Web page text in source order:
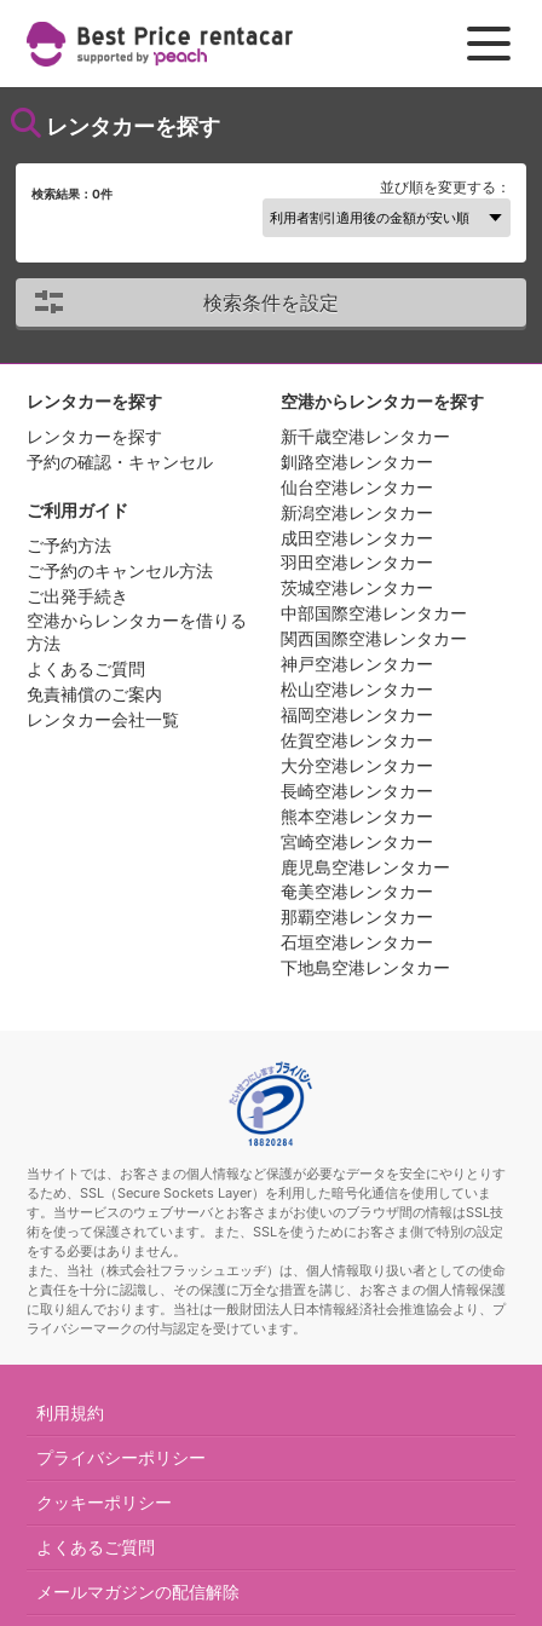
レンタカーを探す
検索結果：0件 並び順を変更する：
検索条件を設定
レンタカーを探す
レンタカーを探す
予約の確認・キャンセル
ご利用ガイド
ご予約方法
ご予約のキャンセル方法
ご出発手続き
空港からレンタカーを借りる
方法
よくあるご質問
免責補償のご案内
レンタカー会社一覧
空港からレンタカーを探す
新千歳空港レンタカー
釧路空港レンタカー
仙台空港レンタカー
新潟空港レンタカー
成田空港レンタカー
羽田空港レンタカー
茨城空港レンタカー
中部国際空港レンタカー
関西国際空港レンタカー
神戸空港レンタカー
松山空港レンタカー
福岡空港レンタカー
佐賀空港レンタカー
大分空港レンタカー
長崎空港レンタカー
熊本空港レンタカー
宮崎空港レンタカー
鹿児島空港レンタカー
奄美空港レンタカー
那覇空港レンタカー
石垣空港レンタカー
下地島空港レンタカー
当サイトでは、お客さまの個人情報など保護が必要なデータを安全にやりとりす
るため、SSL（Secure Sockets Layer）を利用した暗号化通信を使用していま
す。当サービスのウェブサーバとお客さまがお使いのブラウザ間の情報はSSL技
術を使って保護されています。また、SSLを使うためにお客さま側で特別の設定
をする必要はありません。
また、当社（株式会社フラッシュエッヂ）は、個人情報取り扱い者としての使命
と責任を十分に認識し、その保護に万全な措置を講じ、お客さまの個人情報保護
に取り組んでおります。当社は一般財団法人日本情報経済社会推進協会より、プ
ライバシーマークの付与認定を受けています。
利用規約
プライバシーポリシー
クッキーポリシー
よくあるご質問
メールマガジンの配信解除